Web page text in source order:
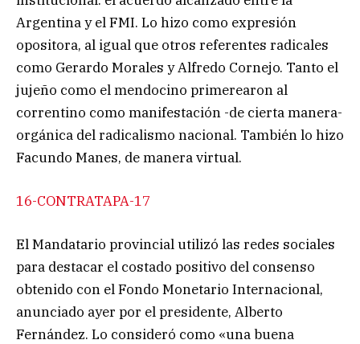
Argentina y el FMI. Lo hizo como expresión
opositora, al igual que otros referentes radicales
como Gerardo Morales y Alfredo Cornejo. Tanto el
jujeño como el mendocino primerearon al
correntino como manifestación -de cierta manera-
orgánica del radicalismo nacional. También lo hizo
Facundo Manes, de manera virtual.
16-CONTRATAPA-17
El Mandatario provincial utilizó las redes sociales
para destacar el costado positivo del consenso
obtenido con el Fondo Monetario Internacional,
anunciado ayer por el presidente, Alberto
Fernández. Lo consideró como «una buena